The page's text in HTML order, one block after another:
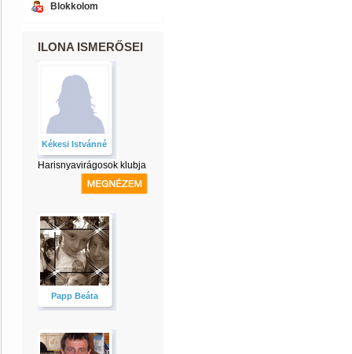
Blokkolom
ILONA ISMERŐSEI
Kékesi Istvánné
Harisnyavirágosok klubja
Papp Beáta